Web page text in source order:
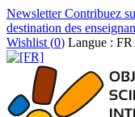
NewsletterContribuez
destination des
Wishlist (0) Langue : FR